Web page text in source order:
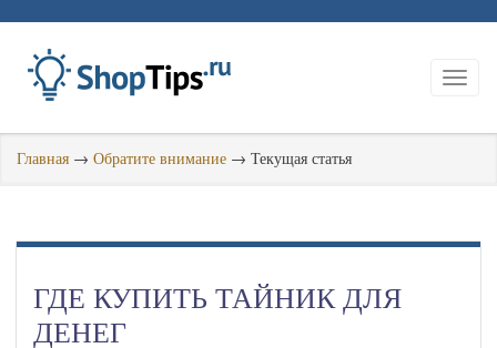
Главная → Обратите внимание → Текущая статья
ГДЕ КУПИТЬ ТАЙНИК ДЛЯ
ДЕНЕГ